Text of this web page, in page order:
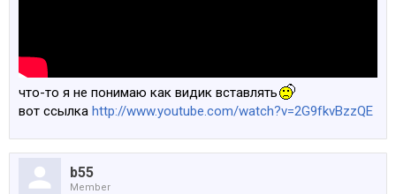
что-то я не понимаю как видик вставлять
вот ссылка http://www.youtube.com/watch?v=2G9fkvBzzQE
b55
Member